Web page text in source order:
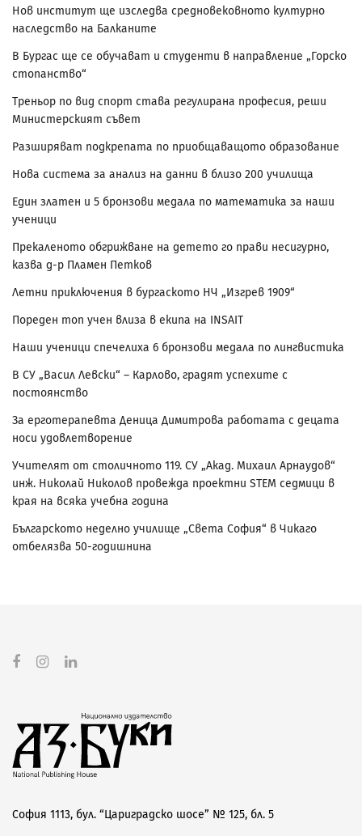
Нов институт ще изследва средновековното културно
наследство на Балканите
В Бургас ще се обучават и студенти в направление „Горско
стопанство“
Треньор по вид спорт става регулирана професия, реши
Министерският съвет
Разширяват подкрепата по приобщаващото образование
Нова система за анализ на данни в близо 200 училища
Един златен и 5 бронзови медала по математика за наши
ученици
Прекаленото обгрижване на детето го прави несигурно,
казва д-р Пламен Петков
Летни приключения в бургаското НЧ „Изгрев 1909“
Пореден топ учен влиза в екипа на INSAIT
Наши ученици спечелиха 6 бронзови медала по лингвистика
В СУ „Васил Левски“ – Карлово, градят успехите с
постоянство
За ерготерапевта Деница Димитрова работата с децата
носи удовлетворение
Учителят от столичното 119. СУ „Акад. Михаил Арнаудов“
инж. Николай Николов провежда проектни STEM седмици в
края на всяка учебна година
Българското неделно училище „Света София“ в Чикаго
отбелязва 50-годишнина
София 1113, бул. “Цариградско шосе” № 125, бл. 5